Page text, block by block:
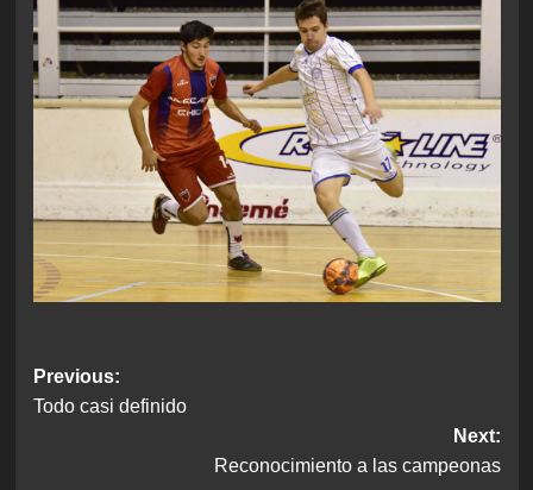
Post
navigation
Previous:
Todo casi definido
Next:
Reconocimiento a las campeonas